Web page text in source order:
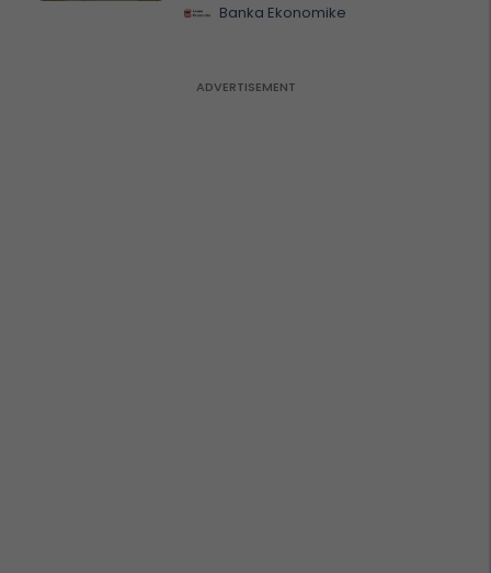
Banka Ekonomike